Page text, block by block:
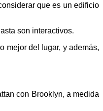
que es un edificio
son interactivos.
mejor del lugar, y además,
con Brooklyn, a medida